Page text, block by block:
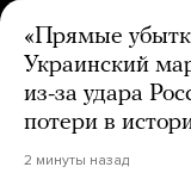
«Прямые
Украинский
из-за удара
потери в
2 минуты назад